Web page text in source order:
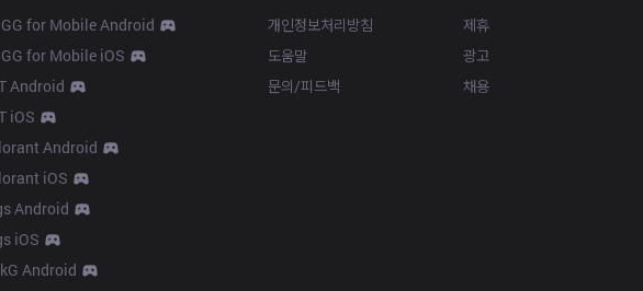
for Mobile Android
for Mobile iOS
Android
iOS
Android
iOS
Android
iOS
Android
개인정보처리방침
도움말
문의/피드백
제휴
광고
채용